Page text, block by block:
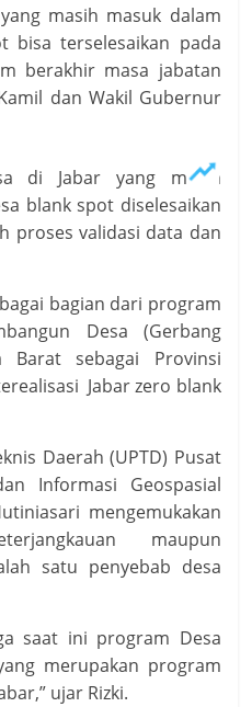
masih masuk dalam
bisa terselesaikan pada
berakhir masa jabatan
dan Wakil Gubernur
di Jabar yang masih
blank spot diselesaikan
proses validasi data dan
bagian dari program
Desa (Gerbang
Barat sebagai Provinsi
Jabar zero blank
Daerah (UPTD) Pusat
Informasi Geospasial
mengemukakan
maupun
satu penyebab desa
saat ini program Desa
merupakan program
ujar Rizki.